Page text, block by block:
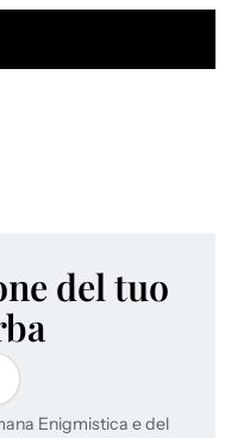
del tuo
Enigmistica e del